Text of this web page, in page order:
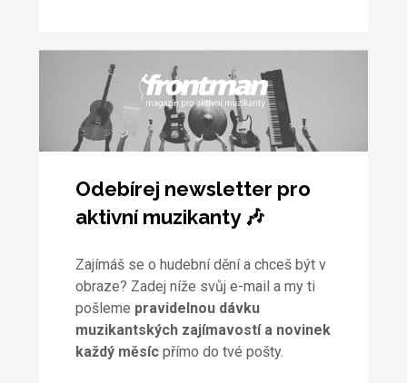
Odebírej newsletter pro
aktivní muzikanty 🎶
Zajímáš se o hudební dění a chceš být v
obraze? Zadej níže svůj e-mail a my ti
pošleme pravidelnou dávku
muzikantských zajímavostí a novinek
každý měsícpřímo do tvé pošty.